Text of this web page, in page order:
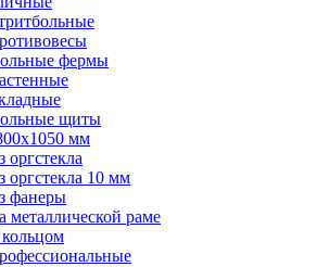
фермы
щиты
мм
оргстекла
оргстекла 10 мм
фанеры
металлической раме